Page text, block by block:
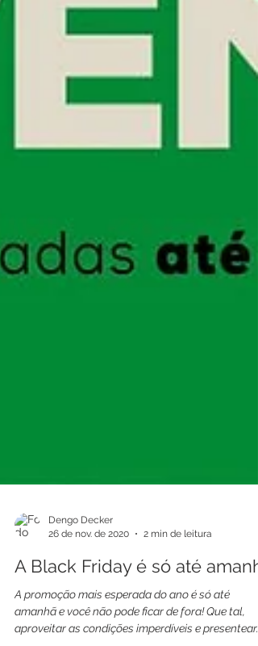
26 de nov. de 2020
2 min de leitura
A Black Friday é só até
A promoção mais esperada do ano é só até
amanhã e você não pode ficar de fora! Que tal,